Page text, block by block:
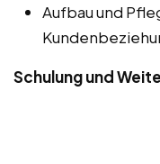
Aufbau und
Schulung und